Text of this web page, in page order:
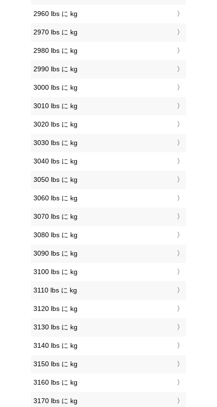
2960 lbs に kg
2970 lbs に kg
2980 lbs に kg
2990 lbs に kg
3000 lbs に kg
3010 lbs に kg
3020 lbs に kg
3030 lbs に kg
3040 lbs に kg
3050 lbs に kg
3060 lbs に kg
3070 lbs に kg
3080 lbs に kg
3090 lbs に kg
3100 lbs に kg
3110 lbs に kg
3120 lbs に kg
3130 lbs に kg
3140 lbs に kg
3150 lbs に kg
3160 lbs に kg
3170 lbs に kg